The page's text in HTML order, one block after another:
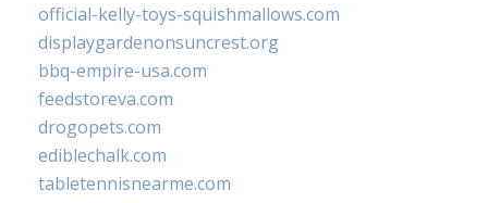
official-kelly-toys-squishmallows.com
displaygardenonsuncrest.org
bbq-empire-usa.com
feedstoreva.com
drogopets.com
ediblechalk.com
tabletennisnearme.com